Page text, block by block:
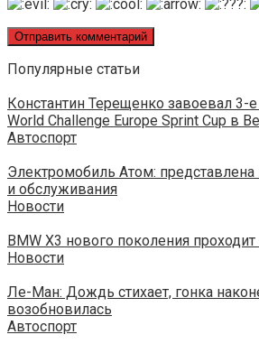
Популярные статьи
Константин Терещенко завоевал 3-е
World Challenge Europe Sprint Cup в
Автоспорт
Электромобиль Атом:
и обслуживания
Новости
BMW X3 нового поколения
Новости
Ле-Ман: Дождь стихает, гонка
возобновилась
Автоспорт